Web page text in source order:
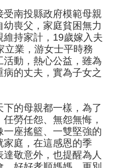
南投縣政府模範母親
喪父，家庭貧困無力
持家計，19歲嫁入夫
立業，游女士平時務
活動，熱心公益，雖為
的丈夫，實為子女之
的母親都一樣，為了
勞任怨、無怨無悔，
座搖籃、一雙堅強的
庭，在這感恩的季
敬意外，也提醒為人